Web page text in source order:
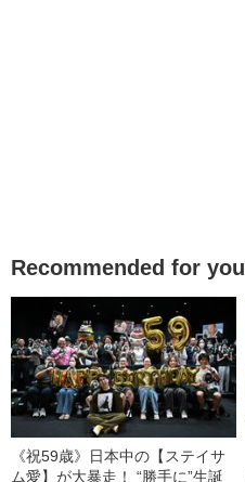
Recommended for you
《祝59歳》日本中の【ステイサ
ム愛】が大暴走！ “勝手に”生誕